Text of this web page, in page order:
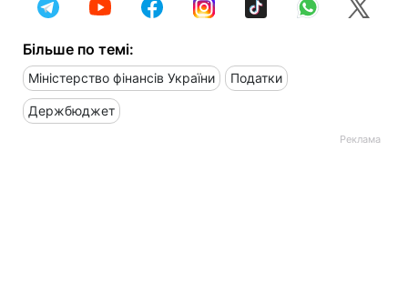
Більше по темі:
Міністерство фінансів України Податки
Держбюджет